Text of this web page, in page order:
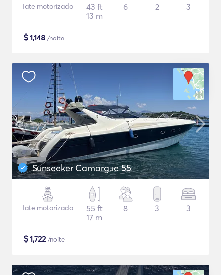
Iate motorizado
43 ft
13 m
6 2 3
$1,148 /noite
Sunseeker Camargue 55
Iate motorizado
55 ft
17 m
8 3 3
$1,722/noite